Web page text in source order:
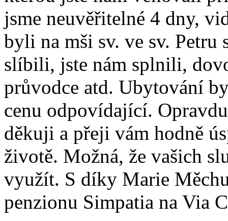
jsme neuvěřitelné 4 dny,
byli na mši sv. ve sv. Petru
slíbili, jste nám splnili,
průvodce atd. Ubytování
cenu odpovídající.
děkuji a přeji vám hodně
životě. Možná, že vašich
využít. S díky Marie
penzionu Simpatia na Via